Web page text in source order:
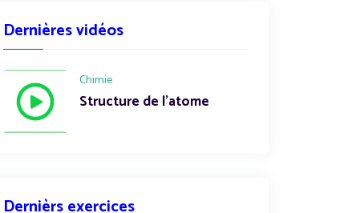
Dernières vidéos
Chimie
Structure de l'atome
Dernièrs exercices